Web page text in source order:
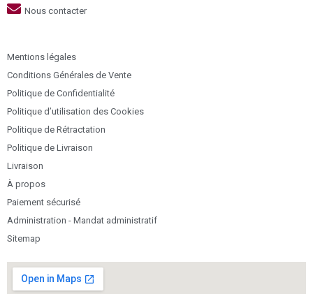
Nous contacter
Mentions légales
Conditions Générales de Vente
Politique de Confidentialité
Politique d’utilisation des Cookies
Politique de Rétractation
Politique de Livraison
Livraison
À propos
Paiement sécurisé
Administration - Mandat administratif
Sitemap